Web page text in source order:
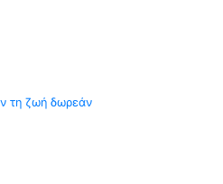
τη ζωή δωρεάν